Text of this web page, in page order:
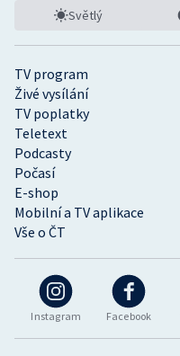
Instagram Facebook
TV program
Živé vysílání
TV poplatky
Teletext
Podcasty
Počasí
E-shop
Mobilní a TV aplikace
Vše o ČT
Světlý